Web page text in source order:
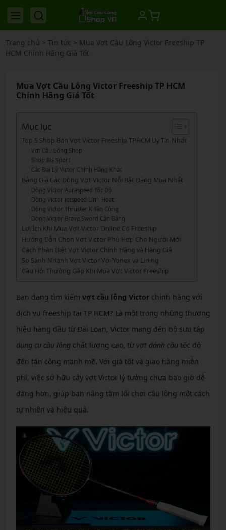
Trang chủ > Tin tức > Mua Vợt Cầu Lông Victor Freeship TP
HCM Chính Hãng Giá Tốt
Mua Vợt Cầu Lông Victor Freeship TP HCM
Chính Hãng Giá Tốt
Mục lục
Top 5 Shop Bán Vợt Victor Freeship TPHCM Uy Tín Nhất
Vợt Cầu Lông Shop
Shop Bis Sport
Các Đại Lý Victor Chính Hãng Khác
Bảng Giá Các Dòng Vợt Victor Nổi Bật Đáng Mua Nhất
Dòng Victor Auraspeed Tốc Độ
Dòng Victor Jetspeed Linh Hoạt
Dòng Victor Thruster K Tấn Công
Dòng Victor Brave Sword Cân Bằng
Lợi Ích Khi Mua Vợt Victor Online Có Freeship
Hướng Dẫn Chọn Vợt Victor Phù Hợp Cho Người Mới
Cách Phân Biệt Vợt Victor Chính Hãng và Hàng Giả
So Sánh Nhanh Vợt Victor Với Yonex và Lining
Câu Hỏi Thường Gặp Khi Mua Vợt Victor Freeship
Bạn đang tìm kiếm vợt cầu lông Victorchính hãng với
dịch vụ freeship tại TP HCM? Là một trong những thương
hiệu hàng đầu từ Đài Loan, Victor mang đến bộ sưu tập
dụng cụ cầu lôngchất lượng cao, từ vợt đánh cầutốc độ
đến tấn công mạnh mẽ. Với giá tốt và giao hàng miễn
phí, việc sở hữu cây vợt Victor lý tưởng chưa bao giờ dễ
dàng hơn, giúp bạn nâng tầm lối chơi cầu lông một cách
tự nhiên và hiệu quả.